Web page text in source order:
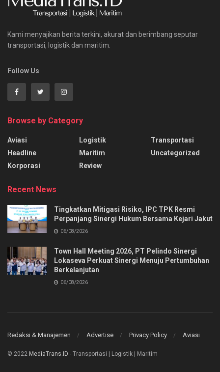
Kami menyajikan berita terkini, akurat dan berimbang seputar
transportasi, logistik dan maritim.
Follow Us
Browse by Category
Aviasi
Headline
Korporasi
Logistik
Maritim
Review
Transportasi
Uncategorized
Recent News
Tingkatkan Mitigasi Risiko, IPC TPK Resmi
Perpanjang Sinergi Hukum Bersama Kejari Jakut
06/08/2026
Town Hall Meeting 2026, PT Pelindo Sinergi
Lokaseva Perkuat Sinergi Menuju Pertumbuhan
Berkelanjutan
06/08/2026
Redaksi & Manajemen Advertise Privacy Policy Aviasi
© 2022 MediaTrans.ID - Transportasi | Logistik | Maritim